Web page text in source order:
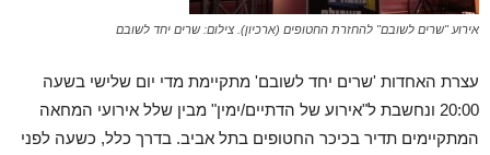
אירוע "שרים לשובם" להחזרת החטופים (ארכיון). צילום: שרים יחד לשובם
עצרת האחדות 'שרים יחד לשובם' מתקיימת מדי יום שלישי בשעה
20:00 ונחשבת ל"אירוע של הדתיים/ימין" מבין שלל אירועי המחאה
המתקיימים תדיר בכיכר החטופים בתל אביב. בדרך כלל, כשעה לפני